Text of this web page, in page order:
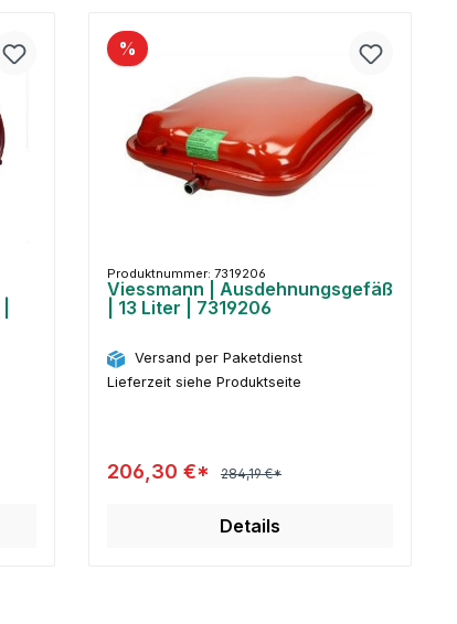
%
Produktnummer: 7319206
Viessmann | Ausdehnungsgefäß
| 13 Liter | 7319206
Versand per Paketdienst
Lieferzeit siehe Produktseite
206,30 €* 284,19 €*
Details